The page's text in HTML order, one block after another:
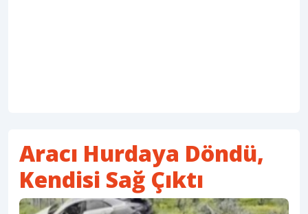
Aracı Hurdaya Döndü,
Kendisi Sağ Çıktı